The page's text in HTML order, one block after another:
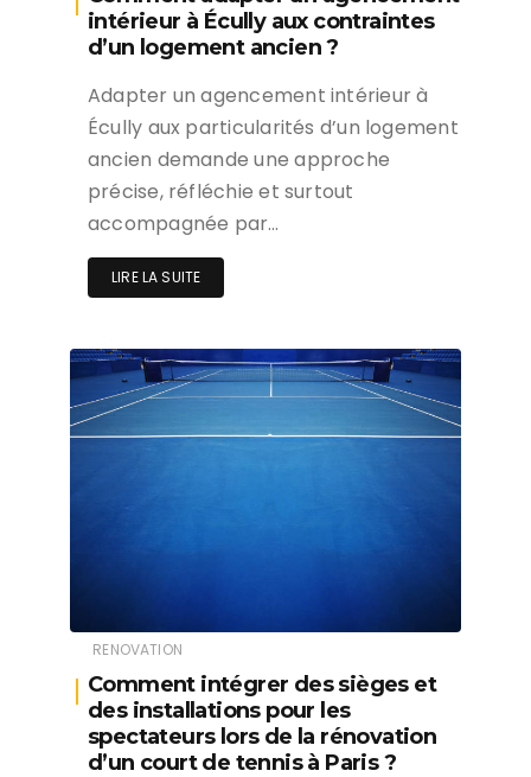
intérieur à Écully aux contraintes
d’un logement ancien ?
Adapter un agencement intérieur à
Écully aux particularités d’un logement
ancien demande une approche
précise, réfléchie et surtout
accompagnée par…
LIRE LA SUITE
RENOVATION
Comment intégrer des sièges et
des installations pour les
spectateurs lors de la rénovation
d’un court de tennis à Paris ?